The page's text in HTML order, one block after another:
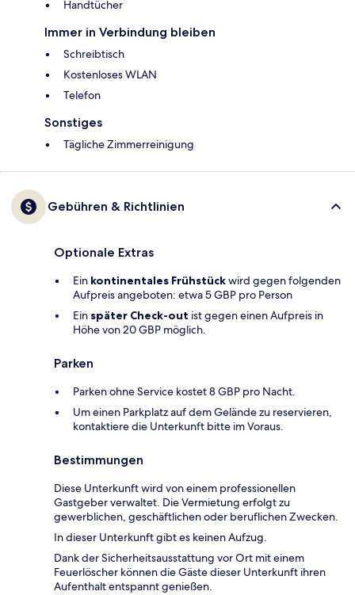
Handtücher
Immer in Verbindung bleiben
Schreibtisch
Kostenloses WLAN
Telefon
Sonstiges
Tägliche Zimmerreinigung
Gebühren & Richtlinien
Optionale Extras
Ein kontinentales Frühstückwird gegen folgenden
Aufpreis angeboten: etwa 5 GBP pro Person
Ein später Check-out ist gegen einen Aufpreis in
Höhe von 20 GBP möglich.
Parken
Parken ohne Service kostet 8 GBP pro Nacht.
Um einen Parkplatz auf dem Gelände zu reservieren,
kontaktiere die Unterkunft bitte im Voraus.
Bestimmungen
Diese Unterkunft wird von einem professionellen
Gastgeber verwaltet. Die Vermietung erfolgt zu
gewerblichen, geschäftlichen oder beruflichen Zwecken.
In dieser Unterkunft gibt es keinen Aufzug.
Dank der Sicherheitsausstattung vor Ort mit einem
Feuerlöscher können die Gäste dieser Unterkunft ihren
Aufenthalt entspannt genießen.